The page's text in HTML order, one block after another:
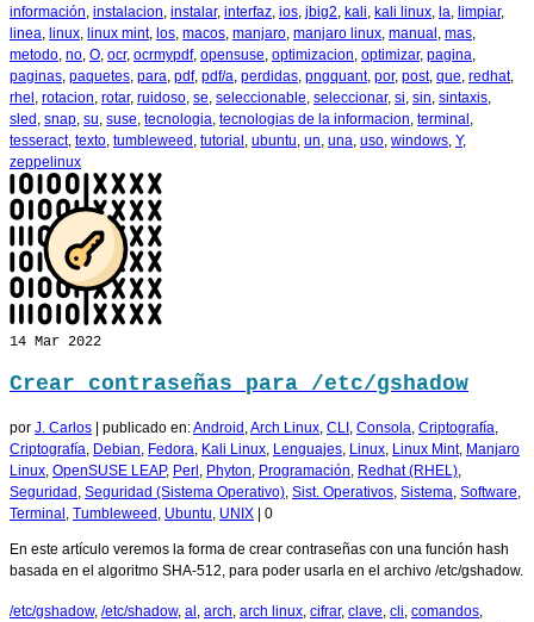
información instalacion instalar, interfaz ios jbig2 kali kali linux la limpiar,
linea linux linux mint, los macos manjaro manjaro linux manual mas
metodo no O ocr, ocrmypdf, opensuse optimizacion optimizar, pagina
paginas paquetes para pdf, pdf/a perdidas pngquant, por, post, que redhat,
rhel rotacion rotar, ruidoso se seleccionable seleccionar, si sin sintaxis
sled snap su suse tecnologia tecnologias de la informacion terminal
tesseract, texto tumbleweed tutorial ubuntu un una uso windows Y,
zeppelinux
14 Mar 2022
Crear contraseñas para /etc/gshadow
por J. Carlos publicado en:Android ,Arch Linux, CLI , Consola, Criptografía,
Criptografía, Debian, Fedora, Kali Linux, Lenguajes, Linux, Linux Mint, Manjaro
Linux, OpenSUSE LEAP, Perl , Phyton, Programación, Redhat (RHEL),
Seguridad , Seguridad (Sistema Operativo), Sist. Operativos, Sistema, Software,
Terminal , Tumbleweed , Ubuntu, UNIX 0
En este artículo veremos la forma de crear contraseñas con una función hash
basada en el algoritmo SHA-512, para poder usarla en el archivo /etc/gshadow.
/etc/gshadow, /etc/shadow, al , arch, arch linux, cifrar, clave, cli, comandos,